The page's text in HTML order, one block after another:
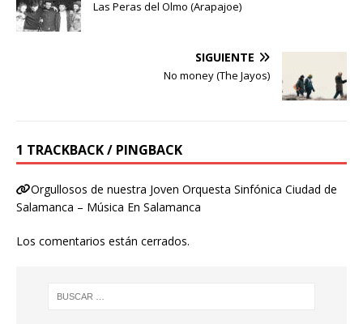
Las Peras del Olmo (Arapajoe)
SIGUIENTE
No money (The Jayos)
1 TRACKBACK / PINGBACK
Orgullosos de nuestra Joven Orquesta Sinfónica Ciudad de
Salamanca – Música En Salamanca
Los comentarios están cerrados.